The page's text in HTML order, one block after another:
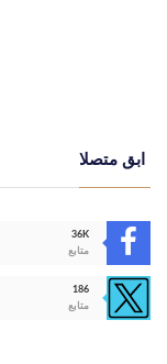
ابق متصلا
36K
متابع
186
متابع